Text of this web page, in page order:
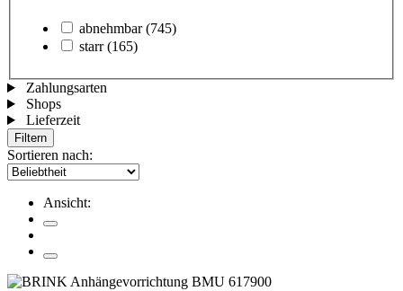
abnehmbar (745)
starr (165)
Zahlungsarten
Shops
Lieferzeit
Filtern
Sortieren nach:
Ansicht: